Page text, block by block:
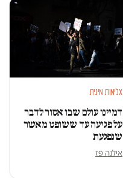
אלימות מינית
דמיינו עולם שבו אסור לדבר
על פגיעה עד ששופט מאשר
שנפגעת
אילנה פז